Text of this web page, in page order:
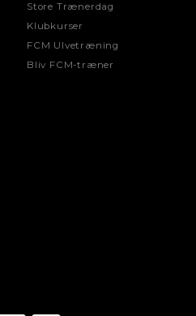
Store Trænerdag
Klubkurser
FCM Ulvetræning
Bliv FCM-træner